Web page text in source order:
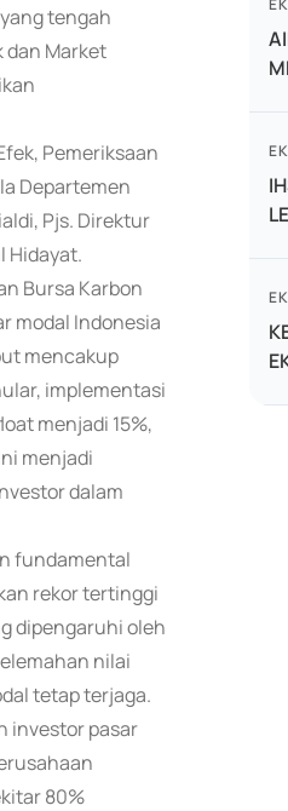
tengah
dan Market
Pemeriksaan
Departemen
Pjs. Direktur
Hidayat.
Bursa Karbon
modal Indonesia
mencakup
implementasi
menjadi 15%,
menjadi
dalam
fundamental
rekor tertinggi
dipengaruhi oleh
nilai
tetap terjaga.
investor pasar
80%